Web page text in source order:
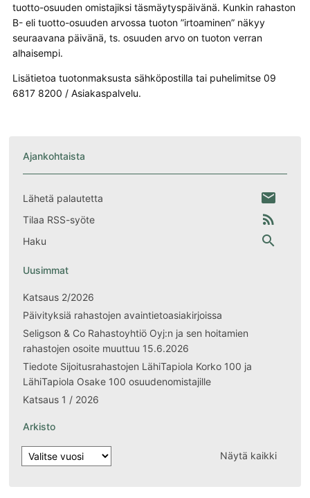
tuotto-osuuden omistajiksi täsmäytyspäivänä. Kunkin rahaston
B- eli tuotto-osuuden arvossa tuoton ”irtoaminen” näkyy
seuraavana päivänä, ts. osuuden arvo on tuoton verran
alhaisempi.
Lisätietoa tuotonmaksusta sähköpostilla ‎tai puhelimitse 09
6817 8200 / Asiakaspalvelu.
Ajankohtaista
Lähetä palautetta email
Tilaa RSS-syöte rss_feed
Haku search
Uusimmat
Katsaus 2/2026
Päivityksiä rahastojen avaintietoasiakirjoissa
Seligson & Co Rahastoyhtiö Oyj:n ja sen hoitamien
rahastojen osoite muuttuu 15.6.2026
Tiedote Sijoitusrahastojen LähiTapiola Korko 100 ja
LähiTapiola Osake 100 osuudenomistajille
Katsaus 1 / 2026
Arkisto
Näytä kaikki